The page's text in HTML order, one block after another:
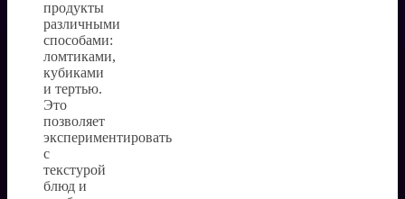
продукты
различными
способами:
ломтиками,
кубиками
и тертью.
Это
позволяет
экспериментировать
с
текстурой
блюд и